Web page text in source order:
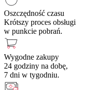
Oszczędność czasu
Krótszy proces obsługi
w punkcie pobrań.
Wygodne zakupy
24 godziny na dobę,
7 dni w tygodniu.